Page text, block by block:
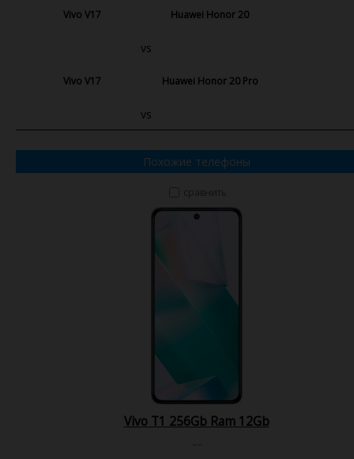
Vivo V17
vs
Huawei Honor 20
Vivo V17
vs
Huawei Honor 20 Pro
Похожие телефоны
Vivo T1 256Gb Ram 12Gb